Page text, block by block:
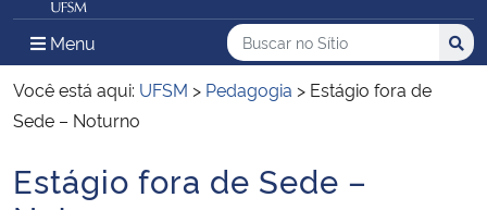
Ministério da Defesa
Ministério das Relações Exteriores
Ministério da Infraestrutura
Menu Menu Principal do Sítio
Busca
Buscar no no Sítio
Busca:
Você está aqui: UFSM > Pedagogia > Estágio fora de
Sede – Noturno
Início do conteúdo
Estágio fora de Sede –